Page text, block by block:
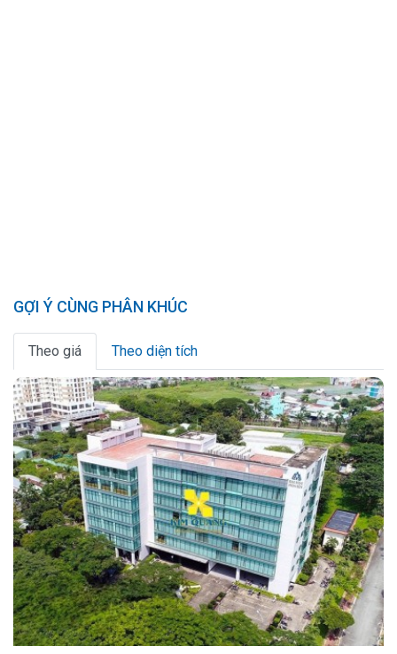
GỢI Ý CÙNG PHÂN KHÚC
Theo giá Theo diện tích